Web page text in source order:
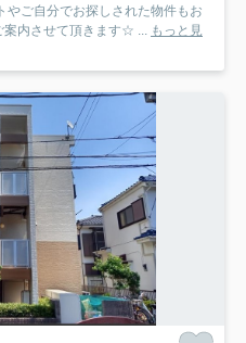
やご自分でお探しされた物件もお
案内させて頂きます☆ ... もっと見